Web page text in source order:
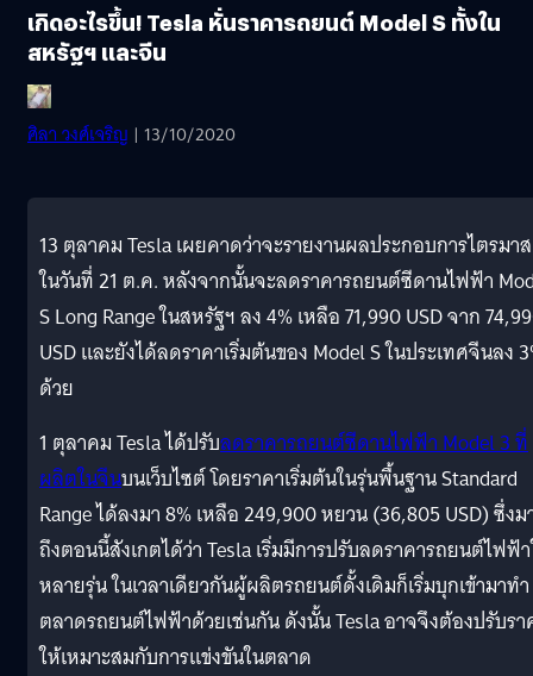
เกิดอะไรขึ้น! Tesla หั่นราคารถยนต์ Model S ทั้งใน
สหรัฐฯ และจีน
ศิลา วงศ์เจริญ | 13/10/2020
13 ตุลาคม Tesla เผยคาดว่าจะรายงานผลประกอบการไตรมา
ในวันที่ 21 ต.ค. หลังจากนั้นจะลดราคารถยนต์ซีดานไฟฟ้า
S Long Range ในสหรัฐฯ ลง 4% เหลือ 71,990 USD จาก
USD และยังได้ลดราคาเริ่มต้นของ Model S ในประเทศจีนลง
ด้วย
1 ตุลาคม Tesla ได้ปรับลดราคารถยนต์ซีดานไฟฟ้า Model 3 ที่
ผลิตในจีนบนเว็บไซต์ โดยราคาเริ่มต้นในรุ่นพื้นฐาน Standard
Range ได้ลงมา 8% เหลือ 249,900 หยวน (36,805 USD) ซึ่งม
ถึงตอนนี้สังเกตได้ว่า Tesla เริ่มมีการปรับลดราคารถยนต์ไฟฟ้
หลายรุ่น ในเวลาเดียวกันผู้ผลิตรถยนต์ดั้งเดิมก็เริ่มบุกเข้ามาทำ
ตลาดรถยนต์ไฟฟ้าด้วยเช่นกัน ดังนั้น Tesla อาจจึงต้องปรับรา
ให้เหมาะสมกับการแข่งขันในตลาด